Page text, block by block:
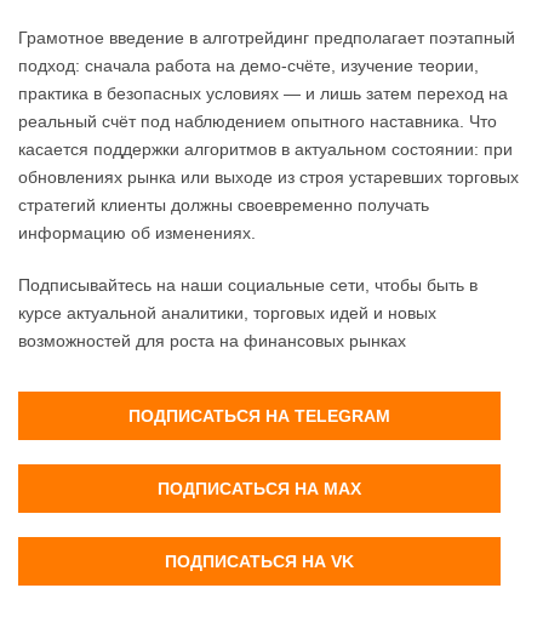
Грамотное введение в алготрейдинг предполагает поэтапный
подход: сначала работа на демо-счёте, изучение теории,
практика в безопасных условиях — и лишь затем переход на
реальный счёт под наблюдением опытного наставника. Что
касается поддержки алгоритмов в актуальном состоянии: при
обновлениях рынка или выходе из строя устаревших торговых
стратегий клиенты должны своевременно получать
информацию об изменениях.
Подписывайтесь на наши социальные сети, чтобы быть в
курсе актуальной аналитики, торговых идей и новых
возможностей для роста на финансовых рынках
ПОДПИСАТЬСЯ НА TELEGRAM
ПОДПИСАТЬСЯ НА MAX
ПОДПИСАТЬСЯ НА VK